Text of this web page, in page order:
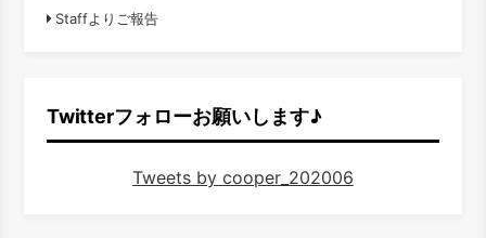
Staffよりご報告
Twitterフォローお願いします♪
Tweets by cooper_202006